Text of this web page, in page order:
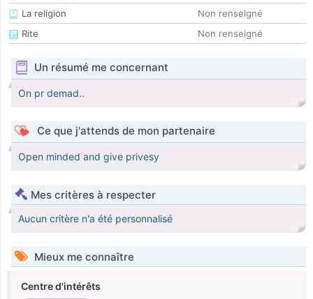
La religion
Non renseigné
Rite
Non renseigné
Un résumé me concernant
On pr demad..
Ce que j'attends de mon partenaire
Open minded and give privesy
Mes critères à respecter
Aucun critère n'a été personnalisé
Mieux me connaître
Centre d'intérêts